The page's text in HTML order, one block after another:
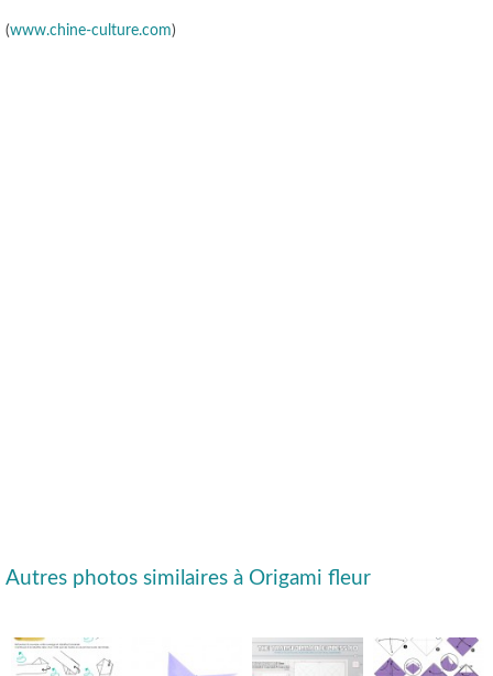
(www.chine-culture.com)
Autres photos similaires à Origami fleur